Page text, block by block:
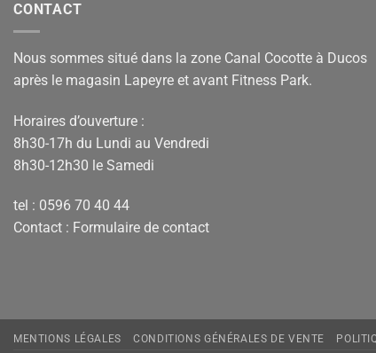
CONTACT
Nous sommes situé dans la zone Canal Cocotte à Ducos
après le magasin Lapeyre et avant Fitness Park.
Horaires d’ouverture :
8h30-17h du Lundi au Vendredi
8h30-12h30 le Samedi
tel : 0596 70 40 44
Contact : Formulaire de contact
MENTIONS LÉGALES CONDITIONS GÉNÉRALES DE VENTE